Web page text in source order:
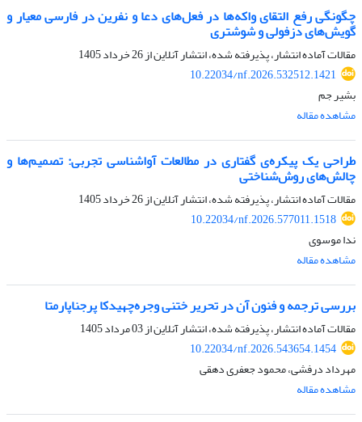
چگونگی رفع التقای واکه‌ها در فعل‌های دعا و نفرین در فارسی معیار و
گویش‌های دزفولی و شوشتری
مقالات آماده انتشار، پذیرفته شده، انتشار آنلاین از26 خرداد 1405
10.22034/nf.2026.532512.1421
بشیر جم
مشاهده مقاله
طراحی یک پیکره‌ی گفتاری در مطالعات آواشناسی تجربی: تصمیم‌ها و
چالش‌های روش‌شناختی
مقالات آماده انتشار، پذیرفته شده، انتشار آنلاین از26 خرداد 1405
10.22034/nf.2026.577011.1518
ندا موسوی
مشاهده مقاله
بررسی ترجمه و فنون آن در تحریر ختنی وجره‌چهیدکا پرجناپارمتا
مقالات آماده انتشار، پذیرفته شده، انتشار آنلاین از03 مرداد 1405
10.22034/nf.2026.543654.1454
مهرداد درفشی، محمود جعفری دهقی
مشاهده مقاله